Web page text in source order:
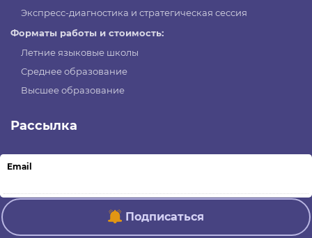
Экспресс-диагностика и стратегическая сессия
Форматы работы и стоимость:
Летние языковые школы
Среднее образование
Высшее образование
Рассылка
Email
Подписаться